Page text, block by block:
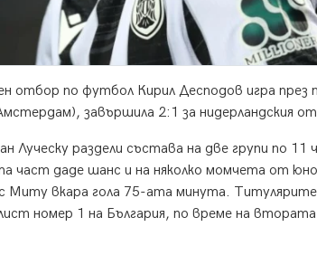
отбор по футбол Кирил Десподов игра през
завършила 2:1 за нидерландския
раздели състава на две групи по 11
част даде шанс и на няколко момчета от
Миту вкара гола 75-ата минута.
номер 1 на България, по време на втората